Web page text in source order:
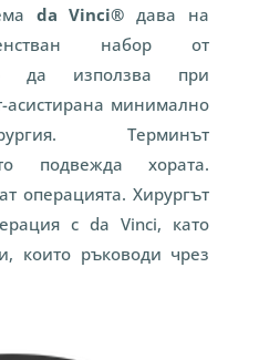
da Vinci®дава на
набор от
да използва при
минимално
Терминът
подвежда хората.
операцията. Хирургът
с da Vinci, като
които ръководи чрез